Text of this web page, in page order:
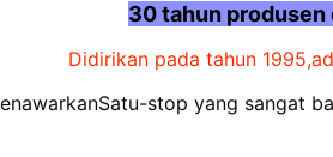
30 tahun produsen
Didirikan pada tahun 1995,
Satu-stop yang sangat